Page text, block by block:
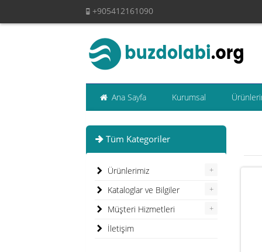
+905412161090
Ana Sayfa Kurumsal
Tüm Kategoriler
Ürünlerimiz +
Kataloglar ve Bilgiler +
Müşteri Hizmetleri +
İletişim